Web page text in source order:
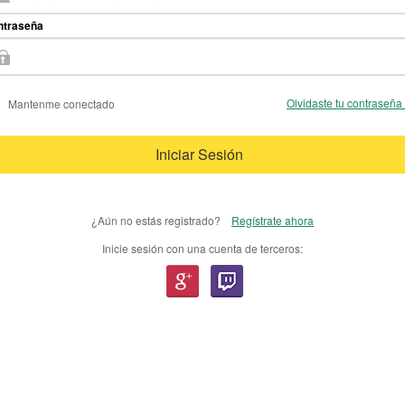
Mantenme conectado Olvidaste tu contraseña
Iniciar Sesión
¿Aún no estás registrado? Regístrate ahora
Inicie sesión con una cuenta de terceros: